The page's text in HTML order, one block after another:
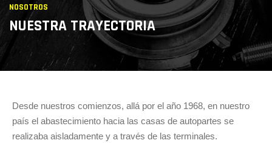
NOSOTROS
NUESTRA TRAYECTORIA
Desde nuestros comienzos, allá por el año 1968, en nuestro
país el abastecimiento hacia las casas de autopartes se
realizaba aisladamente y a través de las terminales.